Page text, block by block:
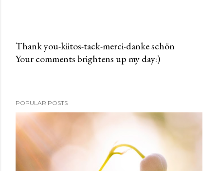
P
a
C
o
m
Thank you-kiitos-tack-merci-danke schön
Your comments brightens up my day:)
POPULAR POSTS